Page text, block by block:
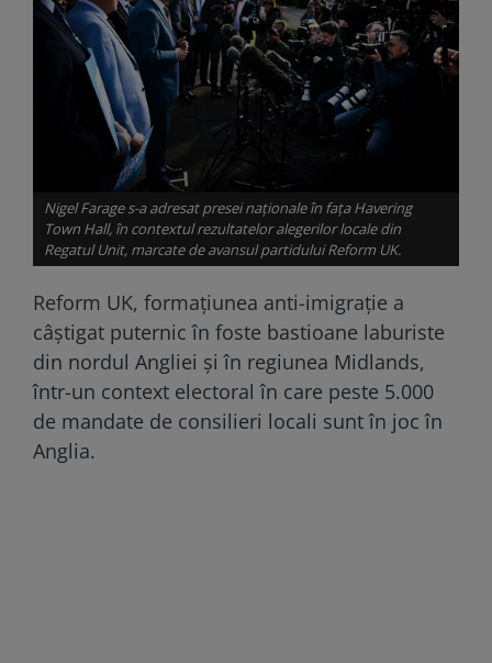
Nigel Farage s-a adresat presei naționale în fața Havering
Town Hall, în contextul rezultatelor alegerilor locale din
Regatul Unit, marcate de avansul partidului Reform UK.
Reform UK, formațiunea anti-imigrație a
câștigat puternic în foste bastioane laburiste
din nordul Angliei și în regiunea Midlands,
într-un context electoral în care peste 5.000
de mandate de consilieri locali sunt în joc în
Anglia.